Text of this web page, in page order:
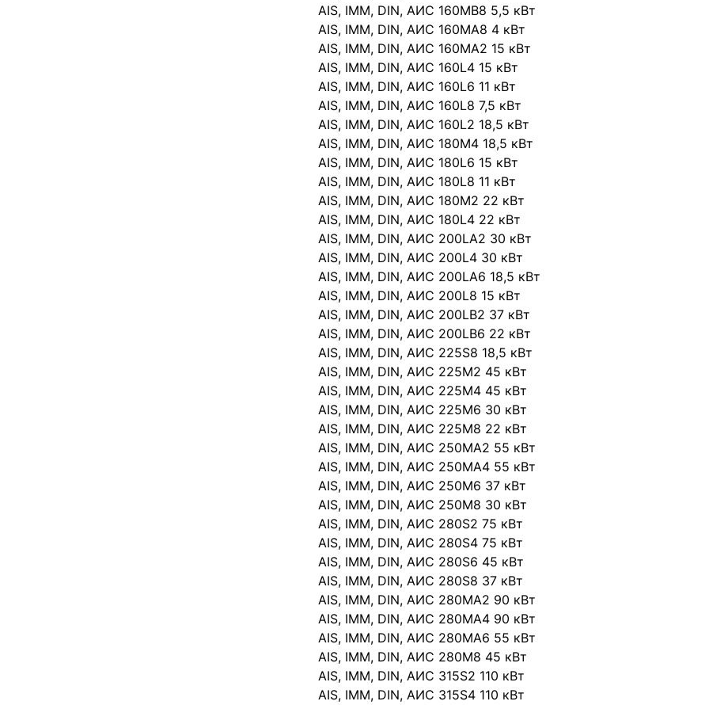
AIS, IMM, DIN, АИС 160МВ8 5,5 кВт
AIS, IMM, DIN, АИС 160МА8 4 кВт
AIS, IMM, DIN, АИС 160МА2 15 кВт
AIS, IMM, DIN, АИС 160L4 15 кВт
AIS, IMM, DIN, АИС 160L6 11 кВт
AIS, IMM, DIN, АИС 160L8 7,5 кВт
AIS, IMM, DIN, АИС 160L2 18,5 кВт
AIS, IMM, DIN, АИС 180М4 18,5 кВт
AIS, IMM, DIN, АИС 180L6 15 кВт
AIS, IMM, DIN, АИС 180L8 11 кВт
AIS, IMM, DIN, АИС 180М2 22 кВт
AIS, IMM, DIN, АИС 180L4 22 кВт
AIS, IMM, DIN, АИС 200LА2 30 кВт
AIS, IMM, DIN, АИС 200L4 30 кВт
AIS, IMM, DIN, АИС 200LА6 18,5 кВт
AIS, IMM, DIN, АИС 200L8 15 кВт
AIS, IMM, DIN, АИС 200LВ2 37 кВт
AIS, IMM, DIN, АИС 200LВ6 22 кВт
AIS, IMM, DIN, АИС 225S8 18,5 кВт
AIS, IMM, DIN, АИС 225М2 45 кВт
AIS, IMM, DIN, АИС 225М4 45 кВт
AIS, IMM, DIN, АИС 225М6 30 кВт
AIS, IMM, DIN, АИС 225М8 22 кВт
AIS, IMM, DIN, АИС 250МА2 55 кВт
AIS, IMM, DIN, АИС 250МА4 55 кВт
AIS, IMM, DIN, АИС 250М6 37 кВт
AIS, IMM, DIN, АИС 250М8 30 кВт
AIS, IMM, DIN, АИС 280S2 75 кВт
AIS, IMM, DIN, АИС 280S4 75 кВт
AIS, IMM, DIN, АИС 280S6 45 кВт
AIS, IMM, DIN, АИС 280S8 37 кВт
AIS, IMM, DIN, АИС 280МА2 90 кВт
AIS, IMM, DIN, АИС 280МА4 90 кВт
AIS, IMM, DIN, АИС 280МА6 55 кВт
AIS, IMM, DIN, АИС 280М8 45 кВт
AIS, IMM, DIN, АИС 315S2 110 кВт
AIS, IMM, DIN, АИС 315S4 110 кВт